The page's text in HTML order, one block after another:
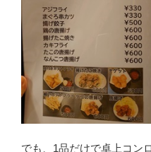
でも、1品だけで卓上コン